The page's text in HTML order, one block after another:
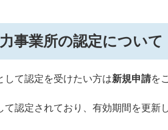
事業所の認定について
して認定を受けたい方は新規申請を
て認定されており、有効期間を更新